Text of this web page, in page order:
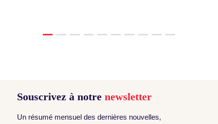
Souscrivez à notre newsletter
Un résumé mensuel des dernières nouvelles,